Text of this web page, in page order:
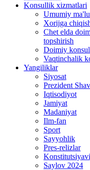
Konsullik xizmatlari
Umumiy
Xorijga
Chet elda
topshirish
Doimiy
Vaqtinchalik
Yangiliklar
Siyosat
Prezident
Iqtisodiyot
Jamiyat
Madaniyat
Ilm-fan
Sport
Sayyohlik
Pres-relizlar
Saylov 2024